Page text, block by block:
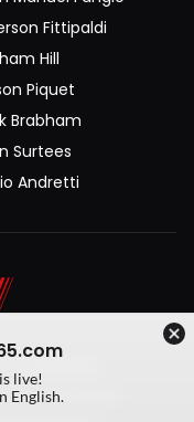
Fittipaldi
Hill
Piquet
Brabham
Surtees
Andretti
Your Marks
live!
English.